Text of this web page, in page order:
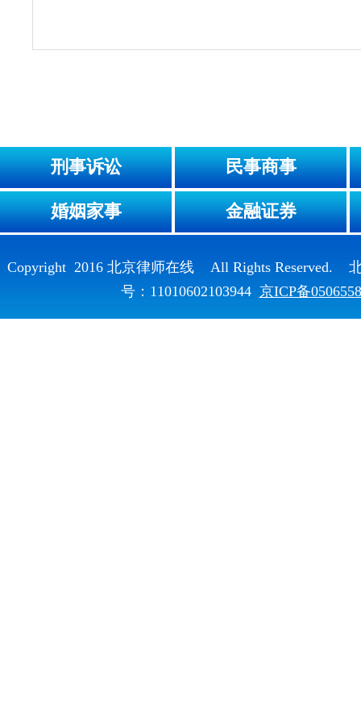
刑事诉讼 民事商事
婚姻家事 金融证券
Copyright 2016 北京律师在线 All Rights Reserved.
号：11010602103944 京ICP备